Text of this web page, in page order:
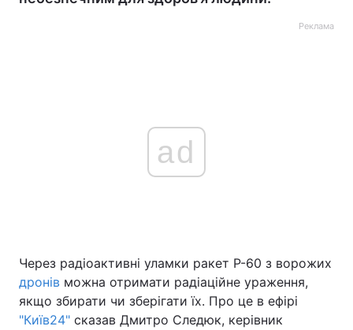
Україна Політика
Економіка Світ
Реклама
ad
Через радіоактивні уламки ракет Р-60 з ворожих
дронів можна отримати радіаційне ураження,
якщо збирати чи зберігати їх. Про це в ефірі
"Київ24" сказав Дмитро Следюк, керівник